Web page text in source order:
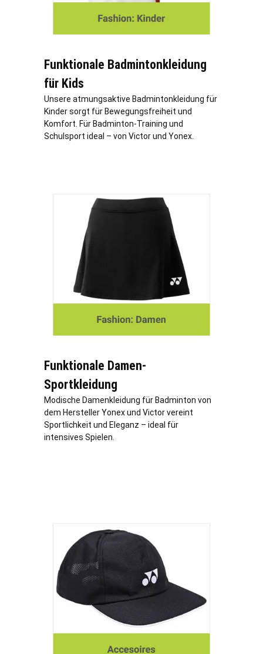
Funktionale Badmintonkleidung
für Kids
Unsere atmungsaktive Badmintonkleidung für
Kinder sorgt für Bewegungsfreiheit und
Komfort. Für Badminton-Training und
Schulsport ideal – von Victor und Yonex.
Funktionale Damen-
Sportkleidung
Modische Damenkleidung für Badminton von
dem Hersteller Yonex und Victor vereint
Sportlichkeit und Eleganz – ideal für
intensives Spielen.